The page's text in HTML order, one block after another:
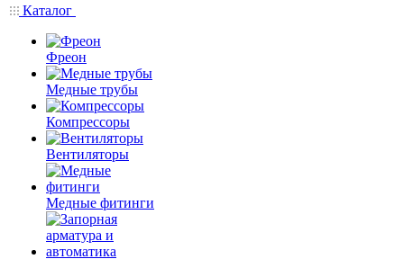
Каталог
Фреон
Медные трубы
Компрессоры
Вентиляторы
Медные фитинги